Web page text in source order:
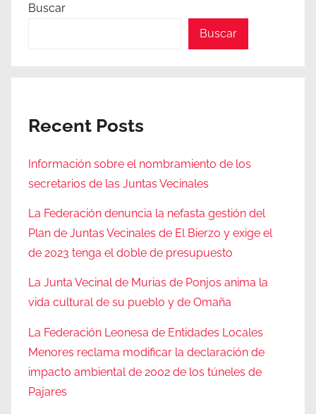
Buscar
Buscar
Recent Posts
Información sobre el nombramiento de los
secretarios de las Juntas Vecinales
La Federación denuncia la nefasta gestión del
Plan de Juntas Vecinales de El Bierzo y exige el
de 2023 tenga el doble de presupuesto
La Junta Vecinal de Murias de Ponjos anima la
vida cultural de su pueblo y de Omaña
La Federación Leonesa de Entidades Locales
Menores reclama modificar la declaración de
impacto ambiental de 2002 de los túneles de
Pajares